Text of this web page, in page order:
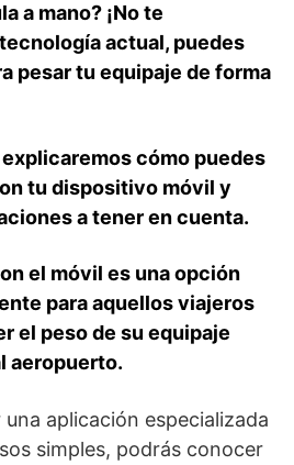
a mano? ¡No te
‍actual, puedes
pesar tu equipaje de forma
cómo puedes
tu dispositivo‍ móvil y
a tener en cuenta.
el móvil ‍es una opción
para‌ aquellos ​viajeros
el peso de su equipaje
aeropuerto.
aplicación especializada
simples, podrás conocer